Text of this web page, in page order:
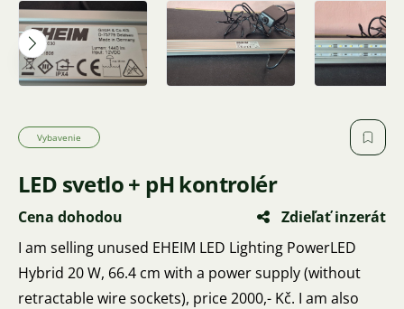
Vybavenie
LED svetlo + pH kontrolér
Cena dohodou
Zdieľať inzerát
I am selling unused EHEIM LED Lighting PowerLED
Hybrid 20 W, 66.4 cm with a power supply (without
retractable wire sockets), price 2000,- Kč. I am also